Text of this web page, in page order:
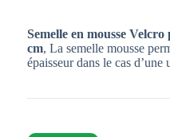
Semelle en mousse
cm, La semelle mousse
épaisseur dans le cas